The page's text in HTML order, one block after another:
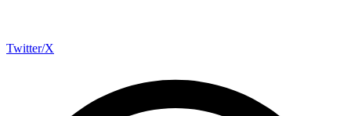
Twitter/X